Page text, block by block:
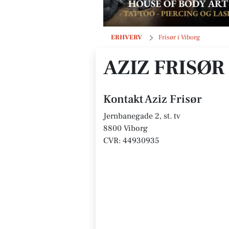
ERHVERV Frisør i Viborg
Aziz Frisør
AZIZ FRISØR
Kontakt Aziz Frisør
Jernbanegade 2, st. tv
8800 Viborg
CVR: 44930935